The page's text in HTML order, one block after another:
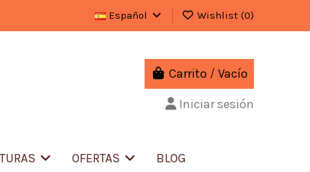
Español Wishlist (0)
Carrito /Vacío
Iniciar sesión
OFERTAS BLOG